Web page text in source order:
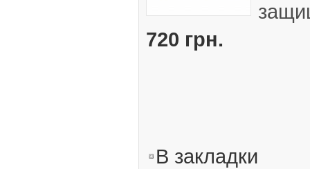
720 грн.
В закладки